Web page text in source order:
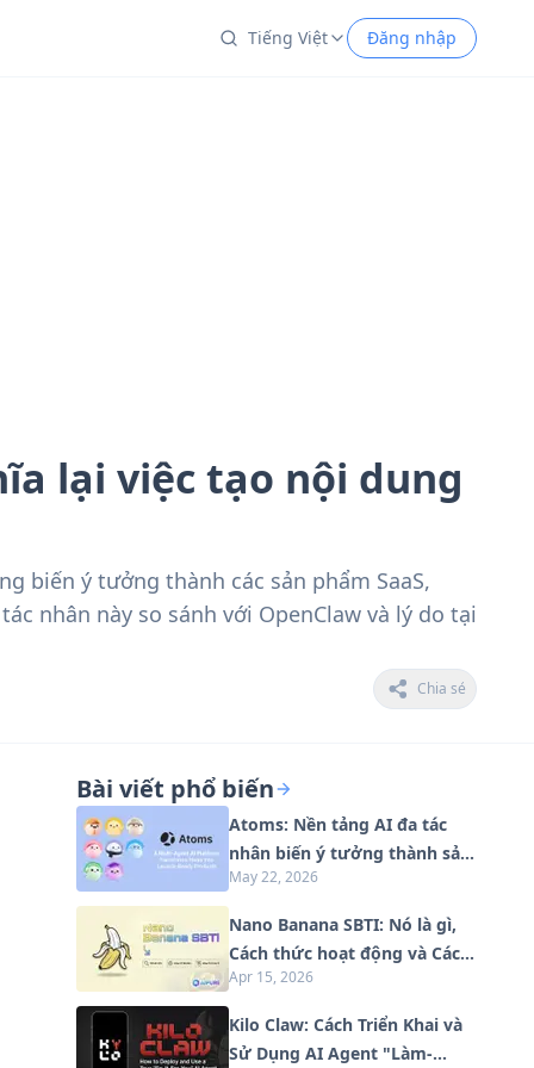
Tiếng Việt Đăng nhập
lại việc tạo nội dung
biến ý tưởng thành các sản phẩm SaaS,
nhân này so sánh với OpenClaw và lý do tại
Chia sẻ
Bài viết phổ biến
Atoms: Nền tảng AI đa tác
nhân biến ý tưởng thành sản
phẩm sẵn sàng ra mắt
May 22, 2026
Nano Banana SBTI: Nó là gì,
Cách thức hoạt động và Cách
sử dụng nó vào năm 2026
Apr 15, 2026
Kilo Claw: Cách Triển Khai và
Sử Dụng AI Agent "Làm-